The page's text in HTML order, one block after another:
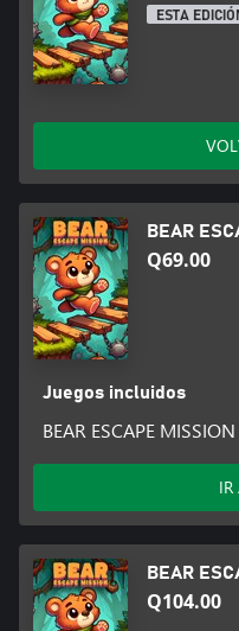
ESTA
BEAR
Q69.00
Juegos incluidos
BEAR ESCAPE MISSION
IR
BEAR
Q104.00